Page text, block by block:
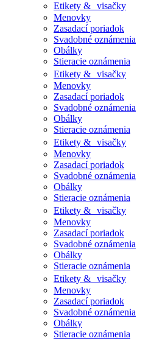
Etikety & visačky
Menovky
Zasadací poriadok
Svadobné oznámenia
Obálky
Stieracie oznámenia
Etikety & visačky
Menovky
Zasadací poriadok
Svadobné oznámenia
Obálky
Stieracie oznámenia
Etikety & visačky
Menovky
Zasadací poriadok
Svadobné oznámenia
Obálky
Stieracie oznámenia
Etikety & visačky
Menovky
Zasadací poriadok
Svadobné oznámenia
Obálky
Stieracie oznámenia
Etikety & visačky
Menovky
Zasadací poriadok
Svadobné oznámenia
Obálky
Stieracie oznámenia